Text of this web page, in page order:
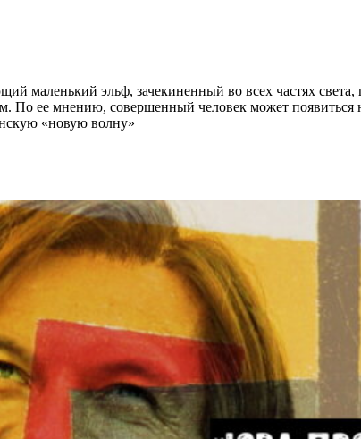
маленький эльф, зачекиненный во всех частях
По ее мнению, совершенный человек может
«новую волну»